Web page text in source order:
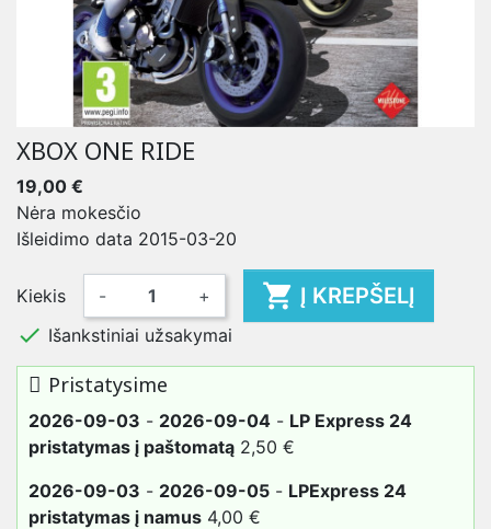
XBOX ONE RIDE
19,00 €
Nėra mokesčio
Išleidimo data 2015-03-20
Kiekis - +  Į KREPŠELĮ
 Išankstiniai užsakymai
Pristatysime
2026-09-03 - 2026-09-04 - LP Express 24
pristatymas į paštomatą 2,50 €
2026-09-03 - 2026-09-05 - LPExpress 24
pristatymas į namus 4,00 €